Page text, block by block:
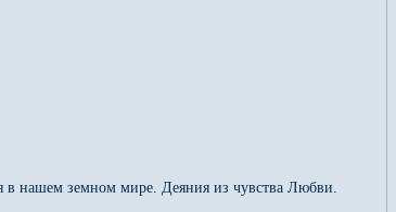
в нашем земном мире. Деяния из чувства Любви.